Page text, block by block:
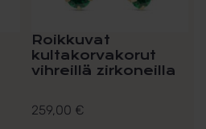
Roikkuvat
kultakorvakorut
vihreillä zirkoneilla
259,00 €